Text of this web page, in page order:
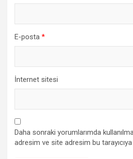
E-posta *
İnternet sitesi
Daha sonraki yorumlarımda
adresim ve site adresim bu